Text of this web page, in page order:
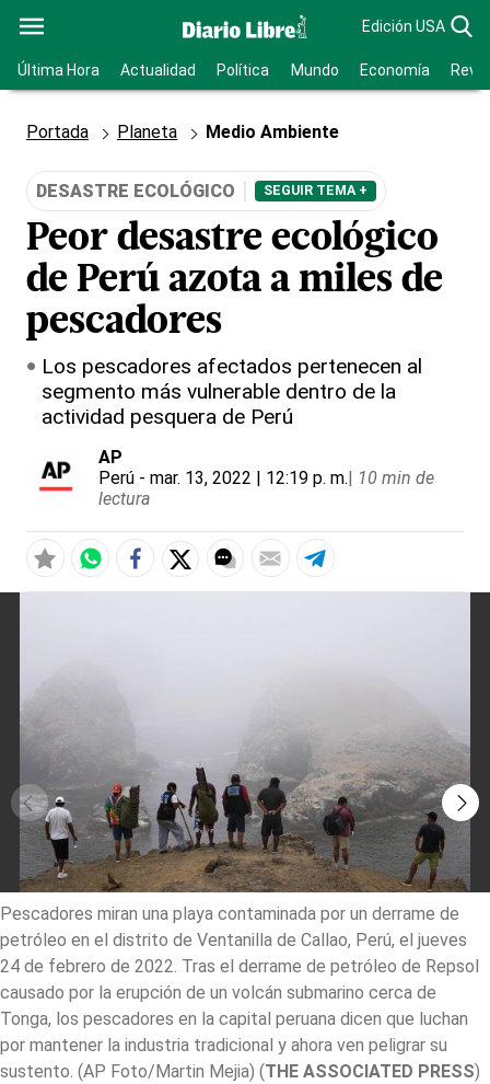
Edición USA
Última Hora Actualidad Política Mundo Economía
Portada Planeta Medio Ambiente
DESASTRE ECOLÓGICO SEGUIR TEMA +
Peor desastre ecológico
de Perú azota a miles de
pescadores
Los pescadores afectados pertenecen al
segmento más vulnerable dentro de la
actividad pesquera de Perú
AP
Perú - mar. 13, 2022 | 12:19 p. m.| 10 min de
lectura
Pescadores miran una playa contaminada por un derrame de
petróleo en el distrito de Ventanilla de Callao, Perú, el jueves
24 de febrero de 2022. Tras el derrame de petróleo de Repsol
causado por la erupción de un volcán submarino cerca de
Tonga, los pescadores en la capital peruana dicen que luchan
por mantener la industria tradicional y ahora ven peligrar su
sustento. (AP Foto/Martin Mejia) (THE ASSOCIATED PRESS)